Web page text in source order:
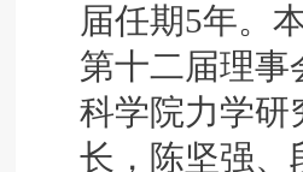
届任期5年。
第十二届理事
科学院力学研
长，陈坚强、